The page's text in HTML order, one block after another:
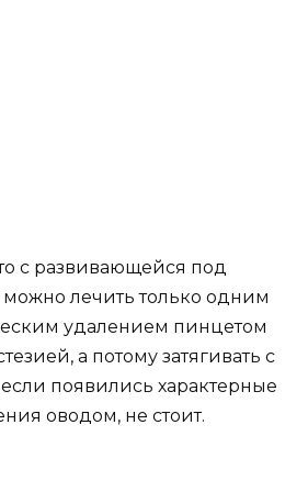
с развивающейся под
лечить только одним
удалением пинцетом
а потому затягивать с
появились характерные
оводом, не стоит.